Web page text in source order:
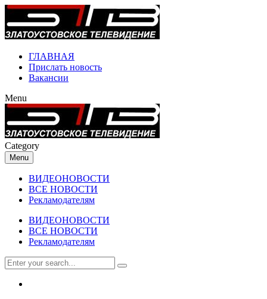
ГЛАВНАЯ
Прислать новость
Вакансии
Menu
Category
Menu
ВИДЕОНОВОСТИ
ВСЕ НОВОСТИ
Рекламодателям
ВИДЕОНОВОСТИ
ВСЕ НОВОСТИ
Рекламодателям